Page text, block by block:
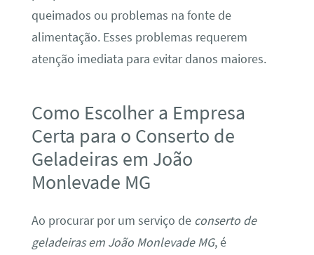
queimados ou problemas na fonte de
alimentação. Esses problemas requerem
atenção imediata para evitar danos maiores.
Como Escolher a Empresa
Certa para o Conserto de
Geladeiras em João
Monlevade MG
Ao procurar por um serviço de conserto de
geladeiras em João Monlevade MG, é